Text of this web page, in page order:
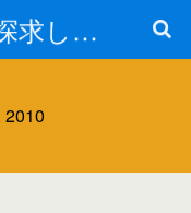
縄文と古代文明を探求しよう！
2010